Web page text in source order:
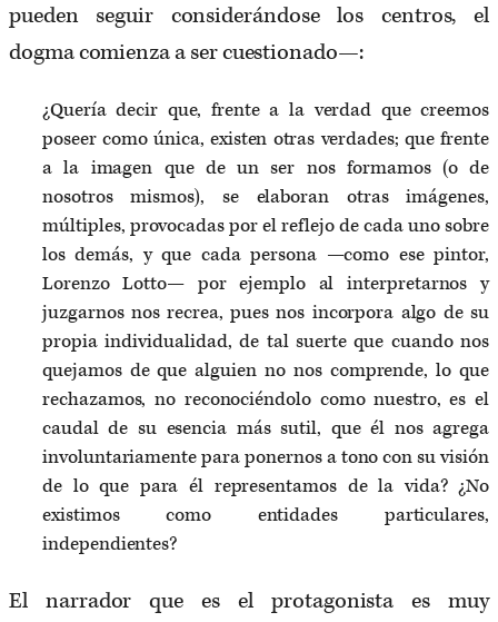
pueden seguir considerándose los centros, el
dogma comienza a ser cuestionado—:
¿Quería decir que, frente a la verdad que creemos
poseer como única, existen otras verdades; que frente
a la imagen que de un ser nos formamos (o de
nosotros mismos), se elaboran otras imágenes,
múltiples, provocadas por el reflejo de cada uno sobre
los demás, y que cada persona —como ese pintor,
Lorenzo Lotto— por ejemplo al interpretarnos y
juzgarnos nos recrea, pues nos incorpora algo de su
propia individualidad, de tal suerte que cuando nos
quejamos de que alguien no nos comprende, lo que
rechazamos, no reconociéndolo como nuestro, es el
caudal de su esencia más sutil, que él nos agrega
involuntariamente para ponernos a tono con su visión
de lo que para él representamos de la vida? ¿No
existimos como entidades particulares,
independientes?
El narrador que es el protagonista es muy